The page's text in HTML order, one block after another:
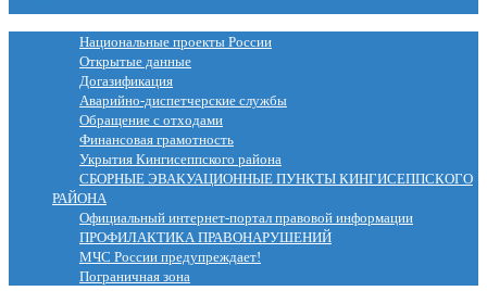
Национальные проекты России
Открытые данные
Догазификация
Аварийно-диспетчерские службы
Обращение с отходами
Финансовая грамотность
Укрытия Кингисеппского района
СБОРНЫЕ ЭВАКУАЦИОННЫЕ ПУНКТЫ КИНГИСЕППСКОГО
РАЙОНА
Официальный интернет-портал правовой информации
ПРОФИЛАКТИКА ПРАВОНАРУШЕНИЙ
МЧС России предупреждает!
Пограничная зона